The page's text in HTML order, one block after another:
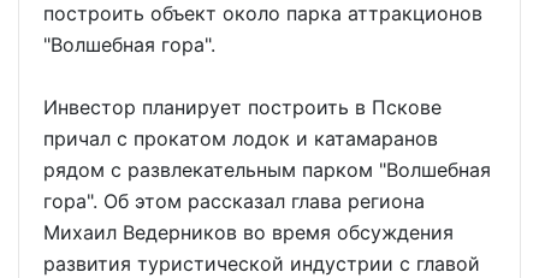
построить объект около парка аттракционов
"Волшебная гора".
Инвестор планирует построить в Пскове
причал с прокатом лодок и катамаранов
рядом с развлекательным парком "Волшебная
гора". Об этом рассказал глава региона
Михаил Ведерников во время обсуждения
развития туристической индустрии с главой